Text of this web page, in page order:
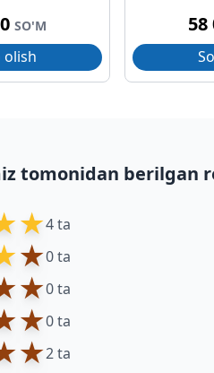
SO'M
olish
tomonidan berilgan
★4 ta
★0 ta
★0 ta
★0 ta
★2 ta